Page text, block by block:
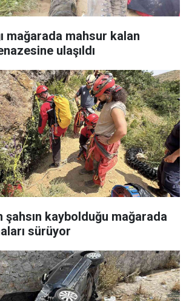
mağarada mahsur kalan
ulaşıldı
şahsın kaybolduğu mağarada
sürüyor